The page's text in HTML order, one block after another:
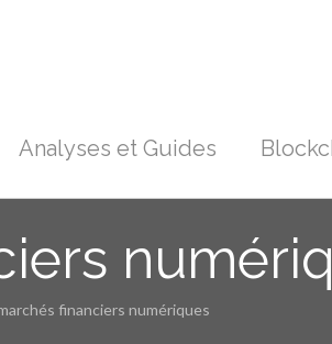
Analyses et Guides
financiers numériques